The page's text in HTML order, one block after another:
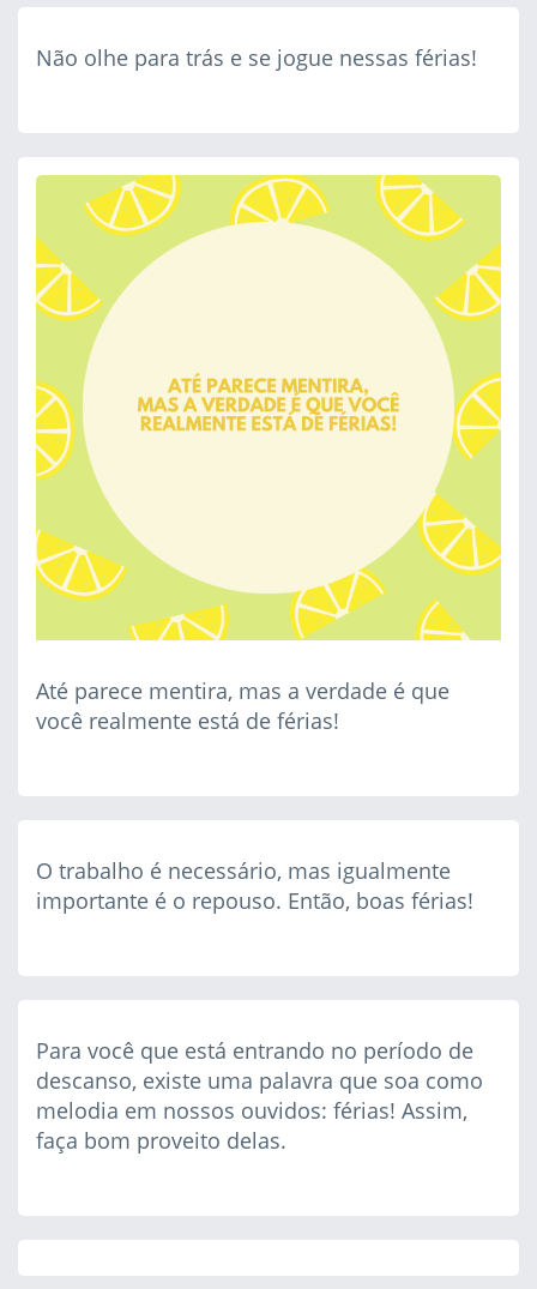
Não olhe para trás e se jogue nessas férias!
Até parece mentira, mas a verdade é que
você realmente está de férias!
O trabalho é necessário, mas igualmente
importante é o repouso. Então, boas férias!
Para você que está entrando no período de
descanso, existe uma palavra que soa como
melodia em nossos ouvidos: férias! Assim,
faça bom proveito delas.